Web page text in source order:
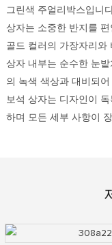
그린색 주얼리박스입니
상자는 소중한 반지를
골드 컬러의 가장자리와
상자 내부는 순수한 눈
의 녹색 색상과 대비되
보석 상자는 디자인이
하며 모든 세부 사항이